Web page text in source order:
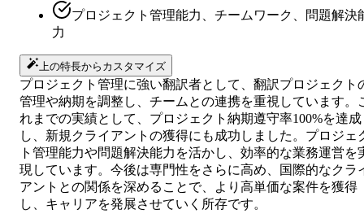
プロジェクト管理能力、チームワーク、問題解決
力
上の特長からカスタマイズ
プロジェクト管理に強い翻訳者として、翻訳プロジェクト
管理や納期を調整し、チームとの連携を重視しています。
れまでの実績として、プロジェクト納期遵守率100%を達成
し、新規クライアントの獲得にも成功しました。プロジェ
ト管理能力や問題解決能力を活かし、効率的な業務運営を
現しています。今後は専門性をさらに高め、国際的なクラ
アントとの関係を深めることで、より高単価な案件を獲得
し、キャリアを発展させていく所存です。